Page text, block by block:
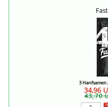
3 Hanfsamen
34,96
43,70